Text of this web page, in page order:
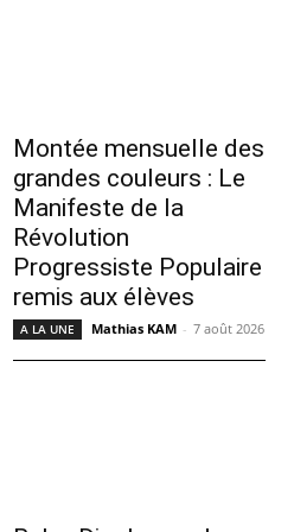
Montée mensuelle des
grandes couleurs : Le
Manifeste de la
Révolution
Progressiste Populaire
remis aux élèves
A LA UNE Mathias KAM - 7 août 2026